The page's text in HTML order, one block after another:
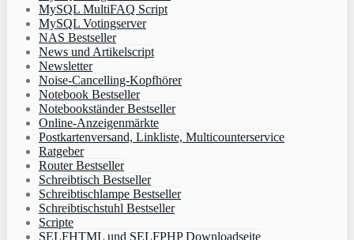
MySQL MultiFAQ Script
MySQL Votingserver
NAS Bestseller
News und Artikelscript
Newsletter
Noise-Cancelling-Kopfhörer
Notebook Bestseller
Notebookständer Bestseller
Online-Anzeigenmärkte
Postkartenversand, Linkliste, Multicounterservice
Ratgeber
Router Bestseller
Schreibtisch Bestseller
Schreibtischlampe Bestseller
Schreibtischstuhl Bestseller
Scripte
SELFHTML und SELFPHP Downloadseite